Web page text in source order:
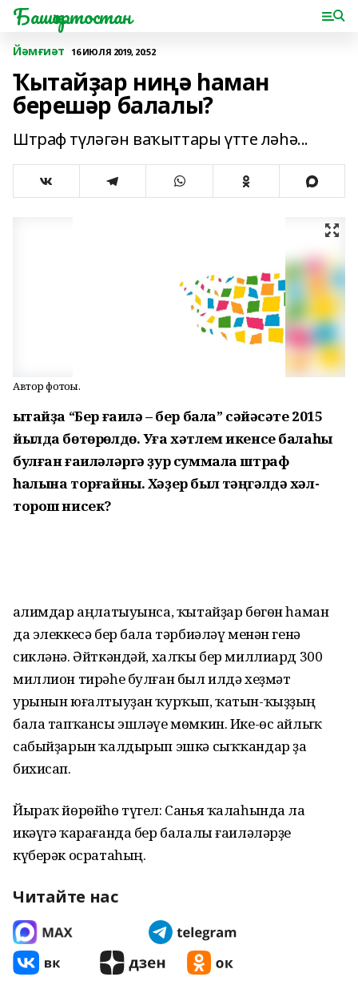
Башҡортостан
Йәмғиәт 16 ИЮЛЯ 2019, 20:52
Ҡытайҙар ниңә һаман
берешәр балалы?
Штраф түләгән ваҡыттары үтте ләһә...
Автор фотоһы.
Ҡытайҙа “Бер ғаилә – бер бала” сәйәсәте 2015
йылда бөтөрөлдө. Уға хәтлем икенсе балаһы
булған ғаиләләргә ҙур суммала штраф
һалына торғайны. Хәҙер был тәңгәлдә хәл-
торош нисек?
Ғалимдар аңлатыуынса, ҡытайҙар бөгөн һаман
да элеккесә бер бала тәрбиәләү менән генә
сикләнә. Әйткәндәй, халҡы бер миллиард 300
миллион тирәһе булған был илдә хеҙмәт
урынын юғалтыуҙан ҡурҡып, ҡатын-ҡыҙҙың
бала тапҡансы эшләүе мөмкин. Ике-өс айлыҡ
сабыйҙарын ҡалдырып эшкә сыҡҡандар ҙа
бихисап.
Йыраҡ йөрөйһө түгел: Санья ҡалаһында ла
икәүгә ҡарағанда бер балалы ғаиләләрҙе
күберәк осратаһың.
Читайте нас